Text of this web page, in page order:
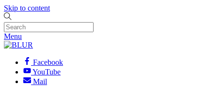
Skip to content
Menu
Facebook
YouTube
Mail